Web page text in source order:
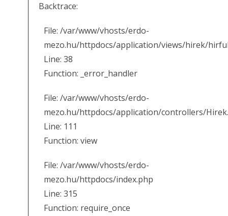
Backtrace:
File: /var/www/vhosts/erdo-
mezo.hu/httpdocs/application/views/hirek/
Line: 38
Function: _error_handler
File: /var/www/vhosts/erdo-
mezo.hu/httpdocs/application/controllers/
Line: 111
Function: view
File: /var/www/vhosts/erdo-
mezo.hu/httpdocs/index.php
Line: 315
Function: require_once